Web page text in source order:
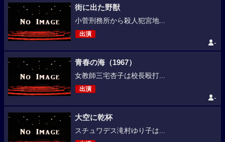
街に出た野獣
小菅刑務所から殺人犯宮地...
出演
-
青春の海（1967）
女教師三宅杏子は校長殴打...
出演
-
大空に乾杯
スチュワデス滝村ゆり子は...